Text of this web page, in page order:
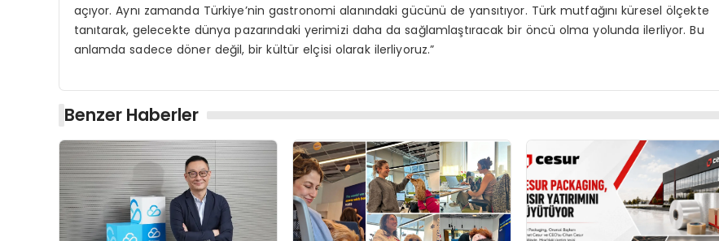
açıyor. Aynı zamanda Türkiye’nin gastronomi alanındaki gücünü de yansıtıyor. Türk mutfağını küresel ölçekte
tanıtarak, gelecekte dünya pazarındaki yerimizi daha da sağlamlaştıracak bir öncü olma yolunda ilerliyor. Bu
anlamda sadece döner değil, bir kültür elçisi olarak ilerliyoruz.”
Benzer Haberler